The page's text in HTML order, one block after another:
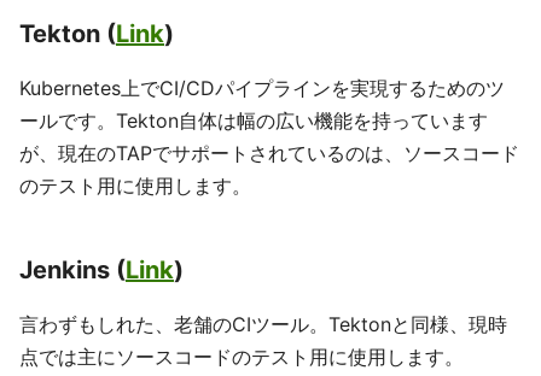
Tekton (Link)
Kubernetes上でCI/CDパイプラインを実現するためのツ
ールです。Tekton自体は幅の広い機能を持っています
が、現在のTAPでサポートされているのは、ソースコード
のテスト用に使用します。
Jenkins (Link)
言わずもしれた、老舗のCIツール。Tektonと同様、現時
点では主にソースコードのテスト用に使用します。